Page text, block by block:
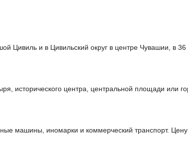
Цивиль и в Цивильский округ в центре Чувашии, в 36
исторического центра, центральной площади или
машины, иномарки и коммерческий транспорт.